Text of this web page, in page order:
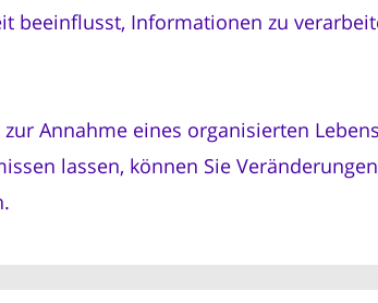
beeinflusst, Informationen zu
Annahme eines organisierten
lassen, können Sie